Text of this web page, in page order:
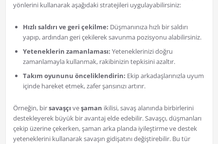
yönlerini kullanarak aşağıdaki stratejileri uygulayabilirsiniz:
Hızlı saldırı ve geri çekilme: Düşmanınıza hızlı bir saldırı
yapıp, ardından geri çekilerek savunma pozisyonu alabilirsiniz.
Yeteneklerin zamanlaması: Yeteneklerinizi doğru
zamanlamayla kullanmak, rakibinizin tepkisini azaltır.
Takım oyununu önceliklendirin: Ekip arkadaşlarınızla uyum
içinde hareket etmek, zafer şansınızı artırır.
Örneğin, birsavaşçı veşaman ikilisi, savaş alanında birbirlerini
destekleyerek büyük bir avantaj elde edebilir. Savaşçı, düşmanları
çekip üzerine çekerken, şaman arka planda iyileştirme ve destek
yeteneklerini kullanarak savaşın gidişatını değiştirebilir. Bu tür